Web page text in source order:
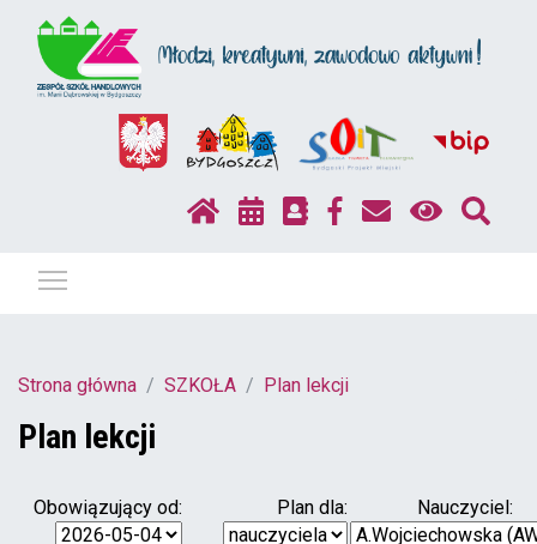
Strona główna SZKOŁA Plan lekcji
Plan lekcji
Obowiązujący od: Plan dla: Nauczyciel: